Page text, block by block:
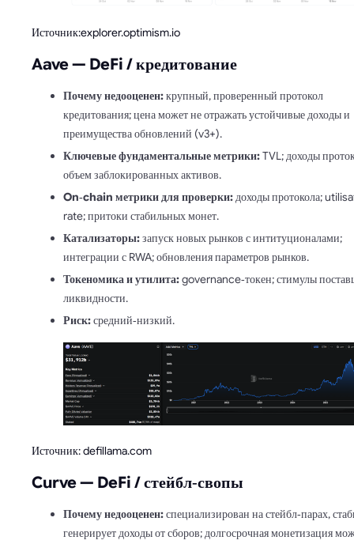
Источник:explorer.optimism.io
Aave — DeFi / кредитование
Почему недооценен:крупный, проверенный протокол
кредитования; цена может не отражать устойчивые доходы и
преимущества обновлений (v3+).
Ключевые фундаментальные метрики:TVL; доходы
объем заблокированных активов.
On‑chain метрики для проверки:доходы протокола;
rate; притоки стабильных монет.
Катализаторы:запуск новых рынков с интитуционалами;
интеграции с RWA; обновления параметров рынков.
Токеномика и утилита:governance‑токен; стимулы
ликвидности.
Риск:средний‑низкий.
Источник: defillama.com
Curve — DeFi / стейбл‑свопы
Почему недооценен:специализирован на стейбл‑парах,
генерирует доходы от сборов; долгосрочная монетизация